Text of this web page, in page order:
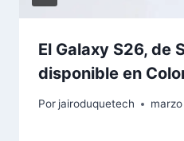
El Galaxy S26, de
disponible en
Por jairoduquetech